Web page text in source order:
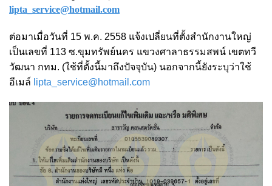
lipta_service@hotmail.com
ต่อมาเมื่อวันที่ 15 พ.ค. 2558 แจ้งเปลี่ยนที่ตั้งสำนักงานใหญ่
เป็นเลขที่ 113 ซ.ขุมทรัพย์นคร แขวงศาลาธรรมสพน์ เขตทวี
วัฒนา กทม. (ใช้ที่ตั้งนี้มาถึงปัจจุบัน) นอกจากนี้ยังระบุว่าใช้
อีเมล์ lipta_service@hotmail.com